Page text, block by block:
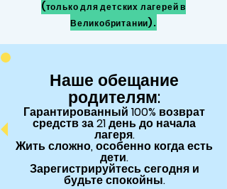
(только для детских лагерей в
Великобритании).
Наше обещание
родителям:
Гарантированный 100% возврат
средств за 21 день до начала
лагеря.
Жить сложно, особенно когда есть
дети.
Зарегистрируйтесь сегодня и
будьте спокойны.